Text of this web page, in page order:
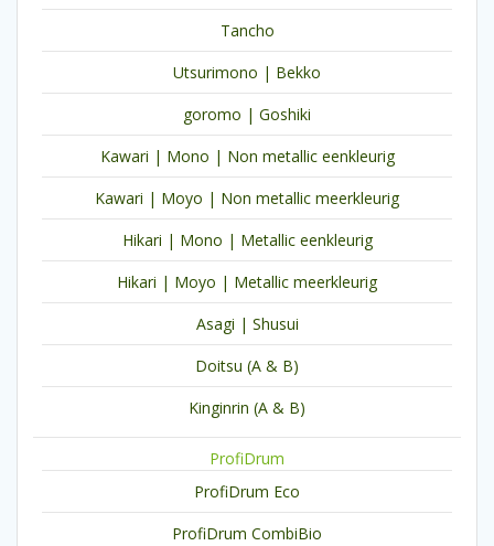
Tancho
Utsurimono | Bekko
goromo | Goshiki
Kawari | Mono | Non metallic eenkleurig
Kawari | Moyo | Non metallic meerkleurig
Hikari | Mono | Metallic eenkleurig
Hikari | Moyo | Metallic meerkleurig
Asagi | Shusui
Doitsu (A & B)
Kinginrin (A & B)
ProfiDrum
ProfiDrum Eco
ProfiDrum CombiBio